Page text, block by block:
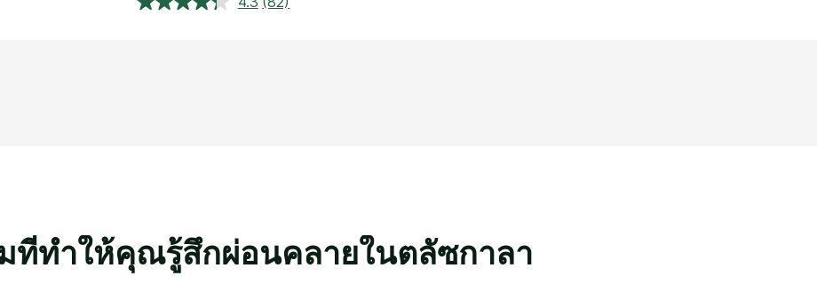
อ่าน
ที่ทำให้คุณรู้สึกผ่อนคลายในตลัซกาลา